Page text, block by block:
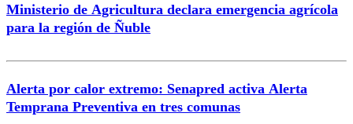
Ministerio de Agricultura declara emergencia agrícola
para la región de Ñuble
Alerta por calor extremo: Senapred activa Alerta
Temprana Preventiva en tres comunas